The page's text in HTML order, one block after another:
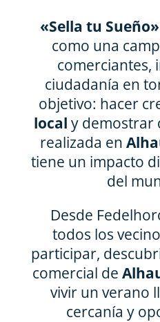
«Sella tu Sueño»
como una
comerciantes,
ciudadanía en
objetivo: hacer
local y demostrar
realizada en
tiene un impacto
del
Desde
todos los
participar,
comercial de
vivir un verano
cercanía y